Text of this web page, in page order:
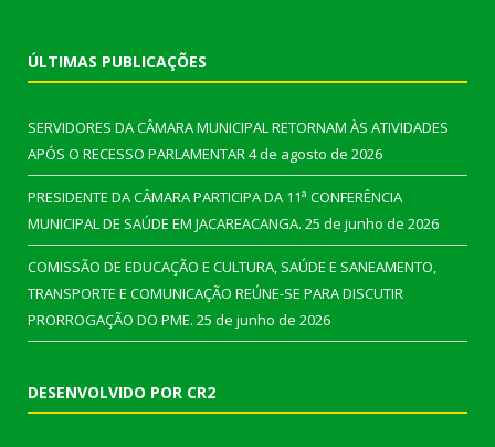
ÚLTIMAS PUBLICAÇÕES
SERVIDORES DA CÂMARA MUNICIPAL RETORNAM ÀS ATIVIDADES
APÓS O RECESSO PARLAMENTAR4 de agosto de 2026
PRESIDENTE DA CÂMARA PARTICIPA DA 11ª CONFERÊNCIA
MUNICIPAL DE SAÚDE EM JACAREACANGA. 25 de junho de 2026
COMISSÃO DE EDUCAÇÃO E CULTURA, SAÚDE E SANEAMENTO,
TRANSPORTE E COMUNICAÇÃO REÚNE-SE PARA DISCUTIR
PRORROGAÇÃO DO PME. 25 de junho de 2026
DESENVOLVIDO POR CR2